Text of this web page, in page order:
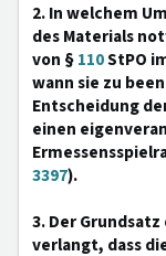
2. In welchem
des Materials
von §110StPO
wann sie zu
Entscheidung
einen
3397).
3. Der
verlangt, dass